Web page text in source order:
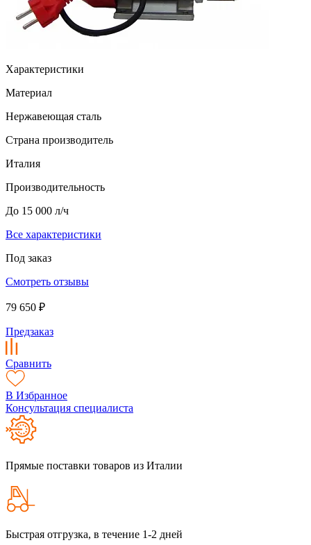
Характеристики
Материал
Нержавеющая сталь
Страна производитель
Италия
Производительность
До 15 000 л/ч
Все характеристики
Под заказ
Смотреть отзывы
79 650 ₽
Предзаказ
Сравнить
В Избранное
Консультация специалиста
Прямые поставки товаров из Италии
Быстрая отгрузка, в течение 1-2 дней